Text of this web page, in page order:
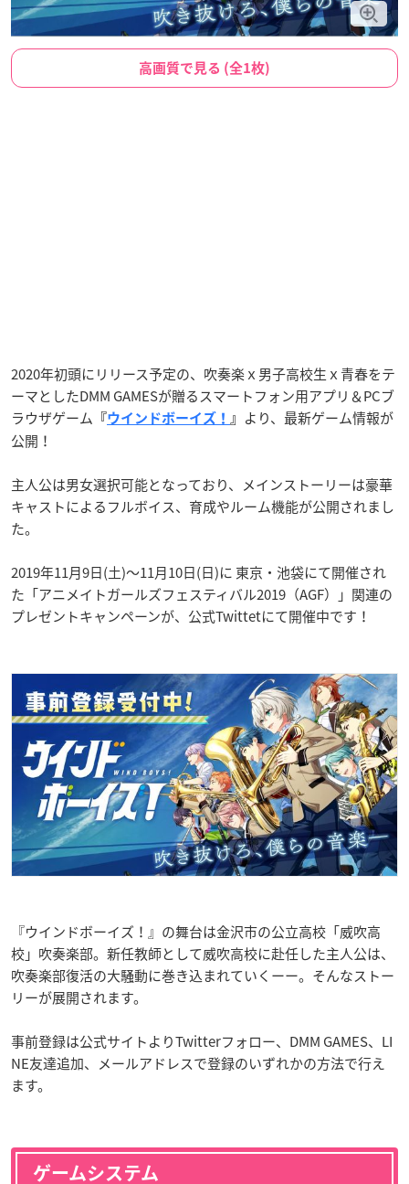
高画質で見る (全1枚)
2020年初頭にリリース予定の、吹奏楽ｘ男子高校生ｘ青春をテ
ーマとしたDMM GAMESが贈るスマートフォン用アプリ＆PCブ
ラウザゲーム 『ウインドボーイズ！ 』
より、最新ゲーム情報が
公開！
主人公は男女選択可能となっており、メインストーリーは豪華
キャストによるフルボイス、育成やルーム機能が公開されまし
た。
2019年11月9日(土)～11月10日(日)に 東京・池袋にて開催され
た「アニメイトガールズフェスティバル2019（AGF）」関連の
プレゼントキャンペーンが、公式Twittetにて開催中です！
『ウインドボーイズ！』の舞台は金沢市の公立高校「威吹高
校」吹奏楽部。新任教師として威吹高校に赴任した主人公は、
吹奏楽部復活の大騒動に巻き込まれていくーー。そんなストー
リーが展開されます。
事前登録は公式サイトよりTwitterフォロー、DMM GAMES、LI
NE友達追加、メールアドレスで登録のいずれかの方法で行え
ます。
ゲームシステム